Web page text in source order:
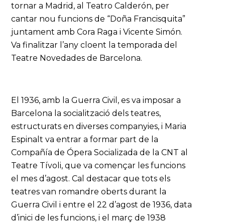
tornar a Madrid, al Teatro Calderón, per
cantar nou funcions de “Doña Francisquita”
juntament amb Cora Raga i Vicente Simón.
Va finalitzar l’any cloent la temporada del
Teatre Novedades de Barcelona.
El 1936, amb la Guerra Civil, es va imposar a
Barcelona la socialització dels teatres,
estructurats en diverses companyies, i Maria
Espinalt va entrar a formar part de la
Compañía de Ópera Socializada de la CNT al
Teatre Tívoli, que va començar les funcions
el mes d’agost. Cal destacar que tots els
teatres van romandre oberts durant la
Guerra Civil i entre el 22 d’agost de 1936, data
d’inici de les funcions, i el març de 1938